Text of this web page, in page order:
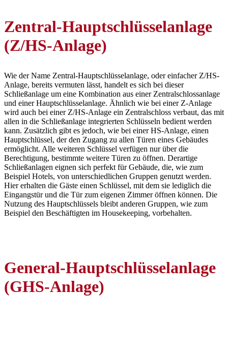
Zentral-Hauptschlüsselanlage
(Z/HS-Anlage)
Wie der Name Zentral-Hauptschlüsselanlage, oder einfacher Z/HS-
Anlage, bereits vermuten lässt, handelt es sich bei dieser
Schließanlage um eine Kombination aus einer Zentralschlossanlage
und einer Hauptschlüsselanlage. Ähnlich wie bei einer Z-Anlage
wird auch bei einer Z/HS-Anlage ein Zentralschloss verbaut, das mit
allen in die Schließanlage integrierten Schlüsseln bedient werden
kann. Zusätzlich gibt es jedoch, wie bei einer HS-Anlage, einen
Hauptschlüssel, der den Zugang zu allen Türen eines Gebäudes
ermöglicht. Alle weiteren Schlüssel verfügen nur über die
Berechtigung, bestimmte weitere Türen zu öffnen. Derartige
Schließanlagen eignen sich perfekt für Gebäude, die, wie zum
Beispiel Hotels, von unterschiedlichen Gruppen genutzt werden.
Hier erhalten die Gäste einen Schlüssel, mit dem sie lediglich die
Eingangstür und die Tür zum eigenen Zimmer öffnen können. Die
Nutzung des Hauptschlüssels bleibt anderen Gruppen, wie zum
Beispiel den Beschäftigten im Housekeeping, vorbehalten.
General-Hauptschlüsselanlage
(GHS-Anlage)